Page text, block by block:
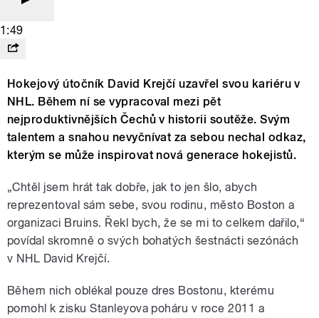
1:49
Hokejový útočník David Krejčí uzavřel svou kariéru v
NHL. Během ní se vypracoval mezi pět
nejproduktivnějších Čechů v historii soutěže. Svým
talentem a snahou nevyčnívat za sebou nechal odkaz,
kterým se může inspirovat nová generace hokejistů.
„Chtěl jsem hrát tak dobře, jak to jen šlo, abych
reprezentoval sám sebe, svou rodinu, město Boston a
organizaci Bruins. Řekl bych, že se mi to celkem dařilo,“
povídal skromně o svých bohatých šestnácti sezónách
v NHL David Krejčí.
Během nich oblékal pouze dres Bostonu, kterému
pomohl k zisku Stanleyova poháru v roce 2011 a